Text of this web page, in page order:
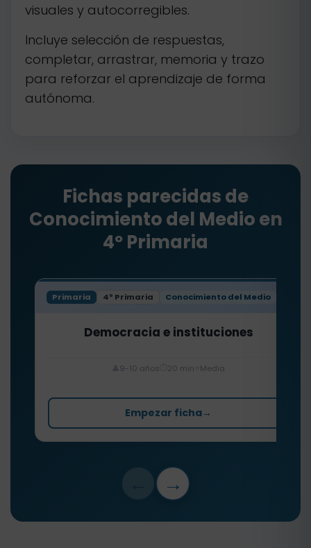
visuales y autocorregibles.
Incluye selección de respuestas,
completar, arrastrar, memoria y trazo
para reforzar el aprendizaje de forma
autónoma.
Fichas parecidas de
Conocimiento del Medio en
4º Primaria
Primaria 4º Primaria Conocimiento del Medio
Democracia e instituciones
9-10 años 20 min Media
Empezar ficha→
→